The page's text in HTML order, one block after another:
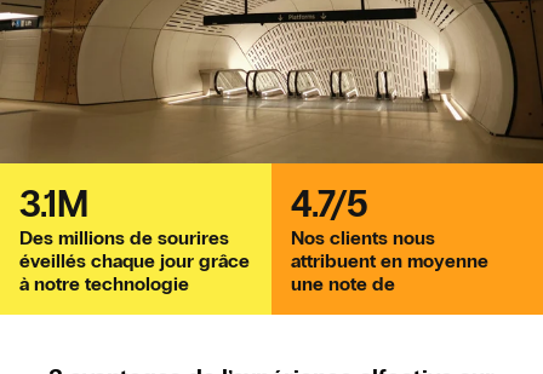
Des millions de sourires
éveillés chaque jour grâce
à notre technologie
3.1M
Nos clients nous
attribuent en moyenne
une note de
4.7/5